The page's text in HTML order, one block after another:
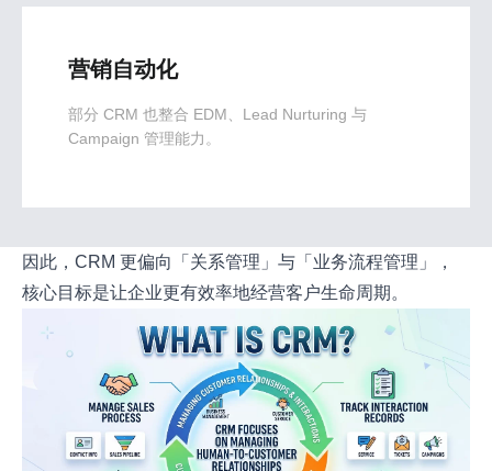
营销自动化
部分 CRM 也整合 EDM、Lead Nurturing 与
Campaign 管理能力。
因此，CRM 更偏向「关系管理」与「业务流程管理」，
核心目标是让企业更有效率地经营客户生命周期。